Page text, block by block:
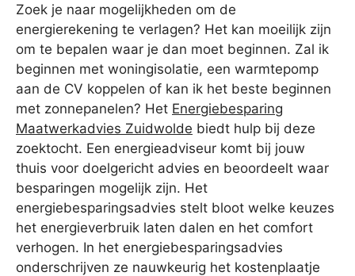
Zoek je naar mogelijkheden om de
energierekening te verlagen? Het kan moeilijk zijn
om te bepalen waar je dan moet beginnen. Zal ik
beginnen met woningisolatie, een warmtepomp
aan de CV koppelen of kan ik het beste beginnen
met zonnepanelen? Het Energiebesparing
Maatwerkadvies Zuidwolde biedt hulp bij deze
zoektocht. Een energieadviseur komt bij jouw
thuis voor doelgericht advies en beoordeelt waar
besparingen mogelijk zijn. Het
energiebesparingsadvies stelt bloot welke keuzes
het energieverbruik laten dalen en het comfort
verhogen. In het energiebesparingsadvies
onderschrijven ze nauwkeurig het kostenplaatje